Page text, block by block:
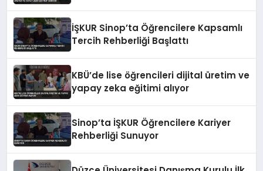
İŞKUR Sinop’ta Öğrencilere Kapsamlı
Tercih Rehberliği Başlattı
KBÜ’de lise öğrencileri dijital üretim ve
yapay zeka eğitimi alıyor
Sinop’ta İŞKUR Öğrencilere Kariyer
Rehberliği Sunuyor